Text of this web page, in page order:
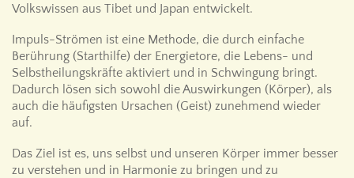
Volkswissen aus Tibet und Japan entwickelt.
Impuls-Strömen ist eine Methode, die durch einfache
Berührung (Starthilfe) der Energietore, die Lebens- und
Selbstheilungskräfte aktiviert und in Schwingung bringt.
Dadurch lösen sich sowohl die Auswirkungen (Körper), als
auch die häufigsten Ursachen (Geist) zunehmend wieder
auf.
Das Ziel ist es, uns selbst und unseren Körper immer besser
zu verstehen und in Harmonie zu bringen und zu